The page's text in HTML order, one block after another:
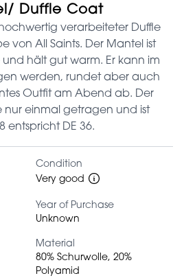
Duffle Coat
verarbeiteter Duffle
von All Saints. Der Mantel ist
hält gut warm. Er kann im
werden, rundet aber auch
Outfit am Abend ab. Der
nur einmal getragen und ist
entspricht DE 36.
Condition
Very good
Year of Purchase
Unknown
Material
80% Schurwolle, 20%
Polyamid